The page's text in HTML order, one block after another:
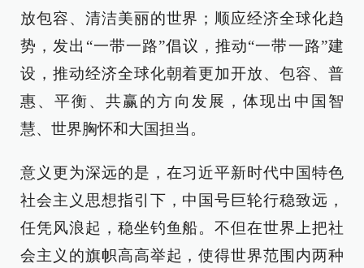
放包容、清洁美丽的世界；顺应经济全球化趋
势，发出“一带一路”倡议，推动“一带一路”建
设，推动经济全球化朝着更加开放、包容、普
惠、平衡、共赢的方向发展，体现出中国智
慧、世界胸怀和大国担当。
意义更为深远的是，在习近平新时代中国特色
社会主义思想指引下，中国号巨轮行稳致远，
任凭风浪起，稳坐钓鱼船。不但在世界上把社
会主义的旗帜高高举起，使得世界范围内两种